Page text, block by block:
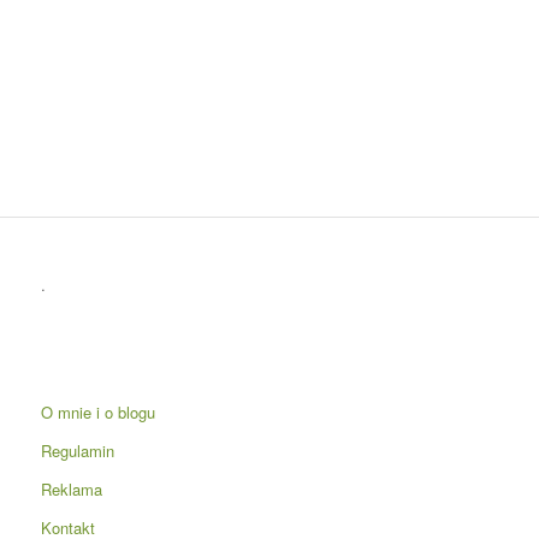
.
O mnie i o blogu
Regulamin
Reklama
Kontakt